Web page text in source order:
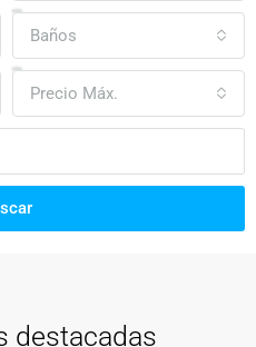
Baños
Precio Máx.
destacadas